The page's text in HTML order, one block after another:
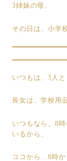
3姉妹の母。
その日は、小学
いつもは、3人
長女は、学校用
いつもなら、8
いるから、
ココから…8時か